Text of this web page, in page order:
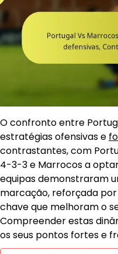
O confronto entre
estratégias ofensivas e
contrastantes, com
4-3-3 e Marrocos a
equipas demonstraram
marcação, reforçada
chave que melhoram o
Compreender estas
os seus pontos fortes e